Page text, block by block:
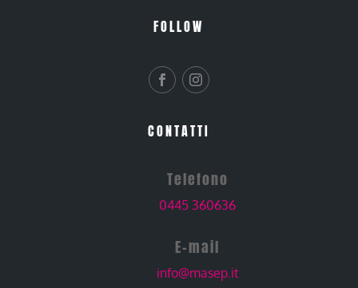
FOLLOW
CONTATTI
Telefono
0445 360636
E-mail
info@masep.it